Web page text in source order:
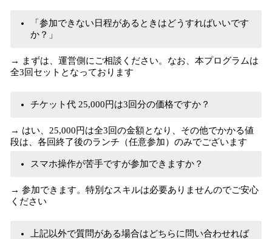
「参加できない日程があるときはどうすればいいです
か？」
→ まずは、運営側にご相談ください。なお、本プログラムは
全3回セットとなっております
チケット代 25,000円は3回分の価格ですか？
→ はい、25,000円は全3回の金額となり、その他でかかる値
段は、各回終了後のランチ（任意参加）のみでございます
スマホ操作が苦手ですが参加できますか？
→ 参加できます。特別なスキルは必要ありませんのでご安心
ください
上記以外で質問がある場合はどちらに問い合わせれば